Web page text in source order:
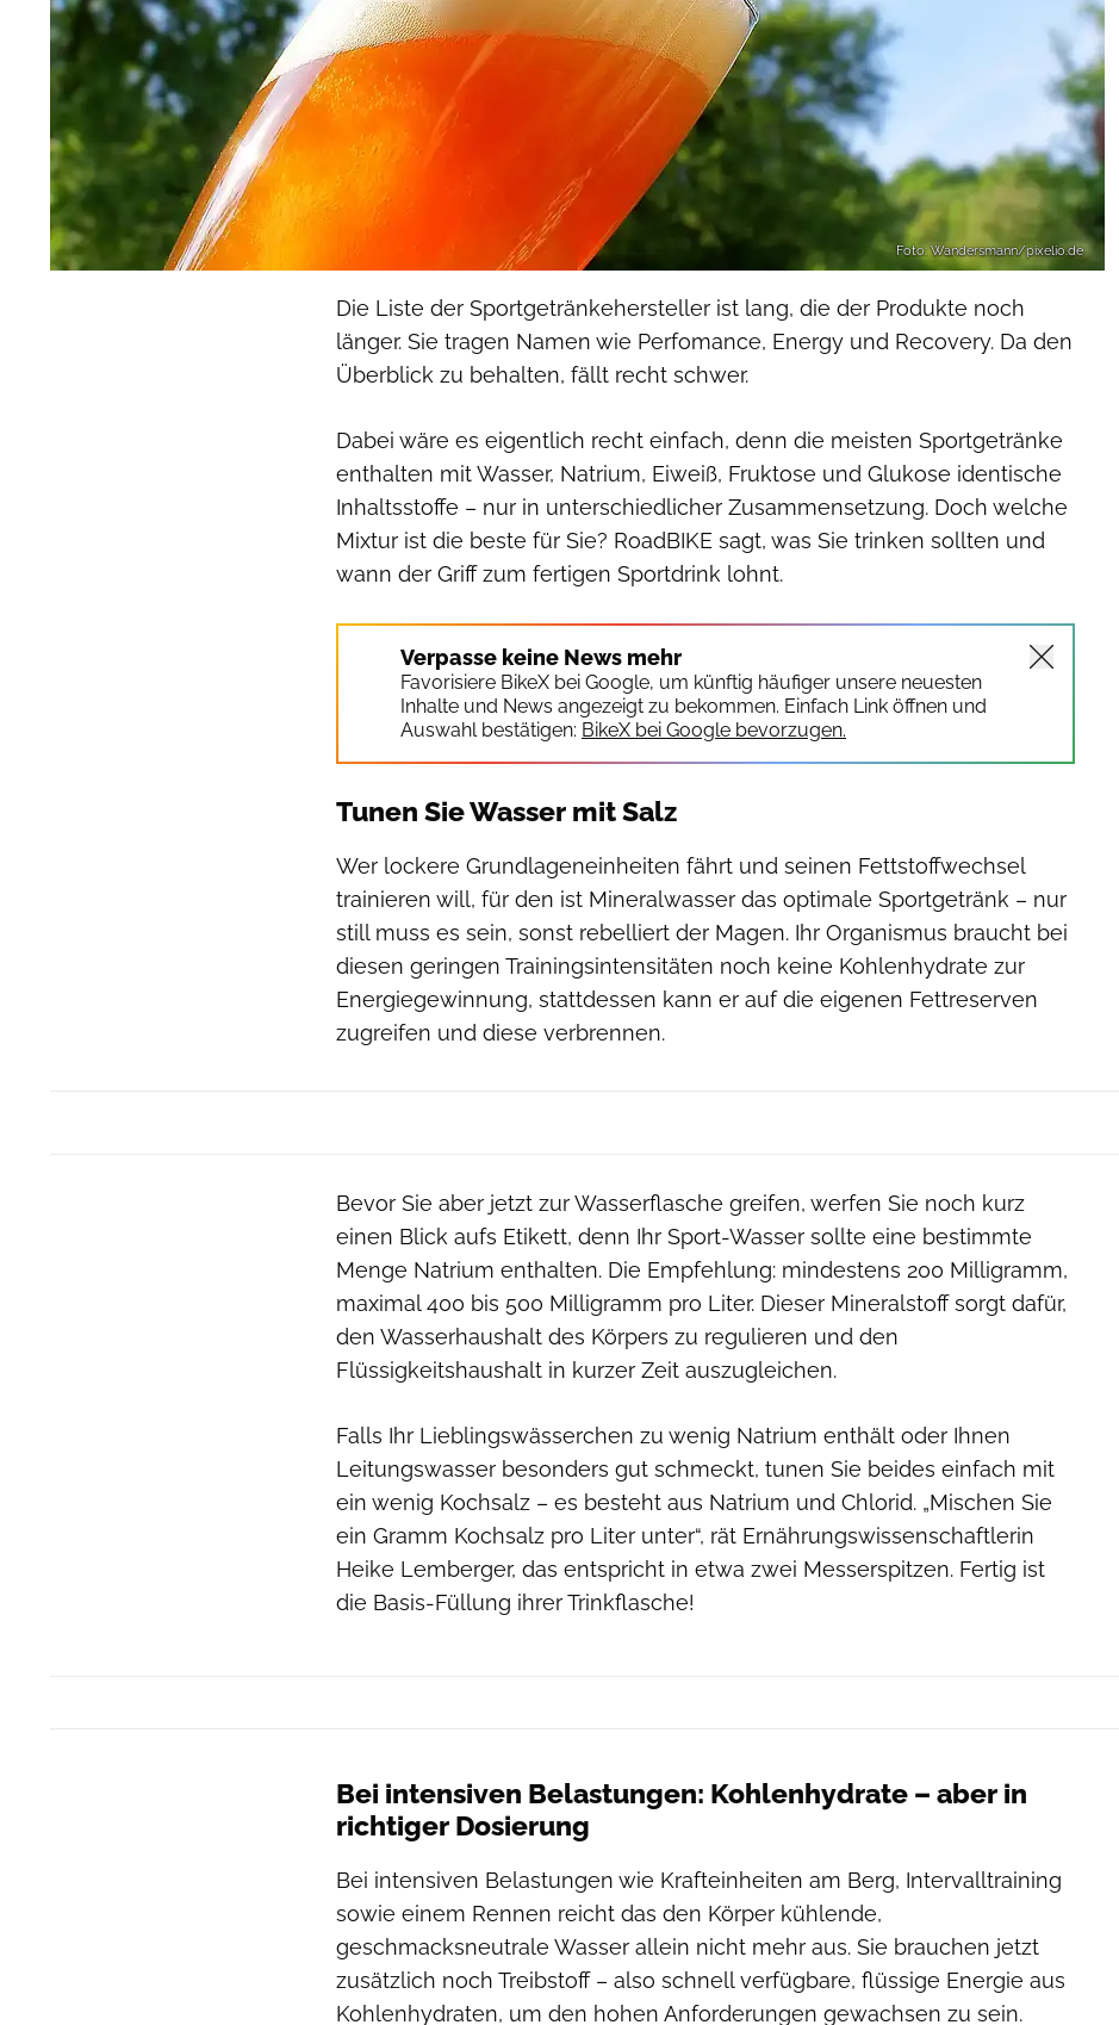
Foto: Wandersmann/pixelio.de
Die Liste der Sportgetränkehersteller ist lang, die der Produkte noch
länger. Sie tragen Namen wie Perfomance, Energy und Recovery. Da den
Überblick zu behalten, fällt recht schwer.
Dabei wäre es eigentlich recht einfach, denn die meisten Sportgetränke
enthalten mit Wasser, Natrium, Eiweiß, Fruktose und Glukose identische
Inhaltsstoffe – nur in unterschiedlicher Zusammensetzung. Doch welche
Mixtur ist die beste für Sie? RoadBIKE sagt, was Sie trinken sollten und
wann der Griff zum fertigen Sportdrink lohnt.
Verpasse keine News mehr
Favorisiere BikeX bei Google, um künftig häufiger unsere neuesten
Inhalte und News angezeigt zu bekommen. Einfach Link öffnen und
Auswahl bestätigen: BikeX bei Google bevorzugen.
Tunen Sie Wasser mit Salz
Wer lockere Grundlageneinheiten fährt und seinen Fettstoffwechsel
trainieren will, für den ist Mineralwasser das optimale Sportgetränk – nur
still muss es sein, sonst rebelliert der Magen. Ihr Organismus braucht bei
diesen geringen Trainingsintensitäten noch keine Kohlenhydrate zur
Energiegewinnung, stattdessen kann er auf die eigenen Fettreserven
zugreifen und diese verbrennen.
Bevor Sie aber jetzt zur Wasserflasche greifen, werfen Sie noch kurz
einen Blick aufs Etikett, denn Ihr Sport-Wasser sollte eine bestimmte
Menge Natrium enthalten. Die Empfehlung: mindestens 200 Milligramm,
maximal 400 bis 500 Milligramm pro Liter. Dieser Mineralstoff sorgt dafür,
den Wasserhaushalt des Körpers zu regulieren und den
Flüssigkeitshaushalt in kurzer Zeit auszugleichen.
Falls Ihr Lieblingswässerchen zu wenig Natrium enthält oder Ihnen
Leitungswasser besonders gut schmeckt, tunen Sie beides einfach mit
ein wenig Kochsalz – es besteht aus Natrium und Chlorid. „Mischen Sie
ein Gramm Kochsalz pro Liter unter“, rät Ernährungswissenschaftlerin
Heike Lemberger, das entspricht in etwa zwei Messerspitzen. Fertig ist
die Basis-Füllung ihrer Trinkflasche!
Bei intensiven Belastungen: Kohlenhydrate – aber in
richtiger Dosierung
Bei intensiven Belastungen wie Krafteinheiten am Berg, Intervalltraining
sowie einem Rennen reicht das den Körper kühlende,
geschmacksneutrale Wasser allein nicht mehr aus. Sie brauchen jetzt
zusätzlich noch Treibstoff – also schnell verfügbare, flüssige Energie aus
Kohlenhydraten, um den hohen Anforderungen gewachsen zu sein.